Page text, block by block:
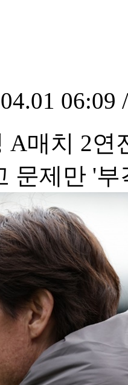
06:09
A매치 2연
문제만 '부